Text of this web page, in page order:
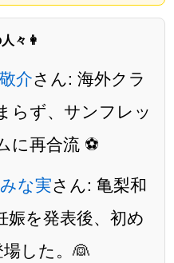
々👩
介さん: 海外クラ
らず、サンフレッ
に再合流 ⚽️
な実さん: 亀梨和
娠を発表後、初め
した。👰